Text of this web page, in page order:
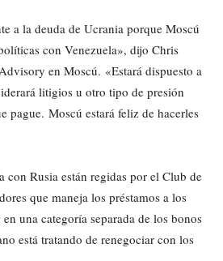
a la deuda de Ucrania porque Moscú
con Venezuela», dijo Chris
en Moscú. «Estará dispuesto a
litigios u otro tipo de presión
pague. Moscú estará feliz de hacerles
con Rusia están regidas por el Club de
que maneja los préstamos a los
una categoría separada de los bonos
está tratando de renegociar con los